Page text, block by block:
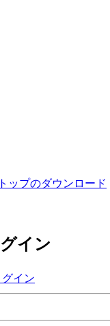
ップのダウンロード
イン
グイン